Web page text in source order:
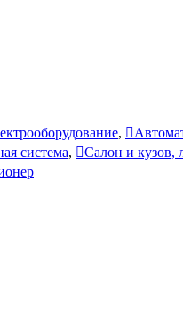
,
система, Салон и кузов,